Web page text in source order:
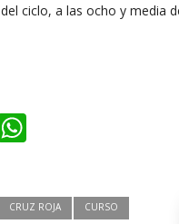
ciclo, a las ocho y media
CRUZ ROJA CURSO